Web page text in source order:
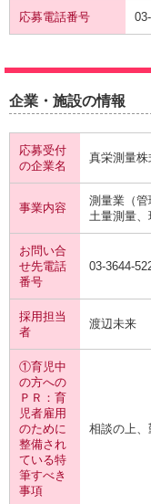
応募電話番号
企業・施設の情報
応募受付
の企業名
真栄測量株
事業内容
測量業（管
土量測量、
お問い合
せ先電話
番号
03-3644-
採用担当
者
渡辺未来
①育児中
の方への
ＰＲ：育
児者雇用
のために
整備され
ている特
筆すべき
事項
相談の上